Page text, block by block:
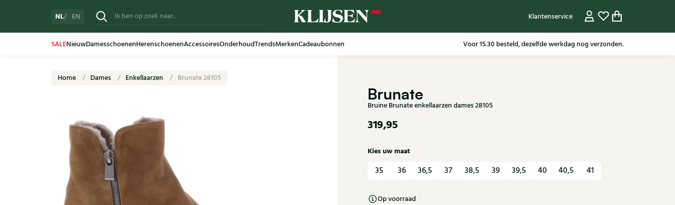
NL EN Klantenservice
SALENieuwDamesschoenenHerenschoenenAccessoiresOnderhoudTrendsMerkenCadeaubonnen Gratis verzending in NL vanaf 79,95* m.u.v sale artikelen.
Home Dames Enkellaarzen Brunate 28105
Brunate
Bruine Brunate enkellaarzen dames 28105
319,95
Kies uw maat
35 36 36,5 37 38,5 39 39,5 40 40,5 41
Op voorraad